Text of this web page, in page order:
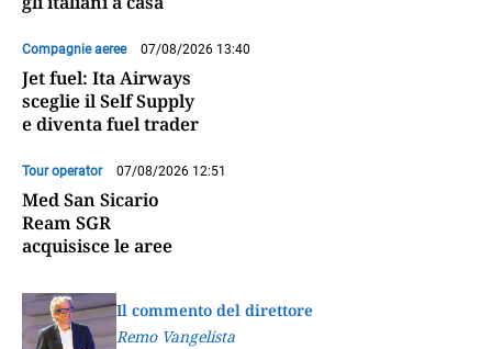
Compagnie aeree 07/08/2026 13:40
Jet fuel: Ita Airways
sceglie il Self Supply
e diventa fuel trader
Tour operator 07/08/2026 12:51
Med San Sicario
Ream SGR
acquisisce le aree
Il commento del direttore
Remo Vangelista